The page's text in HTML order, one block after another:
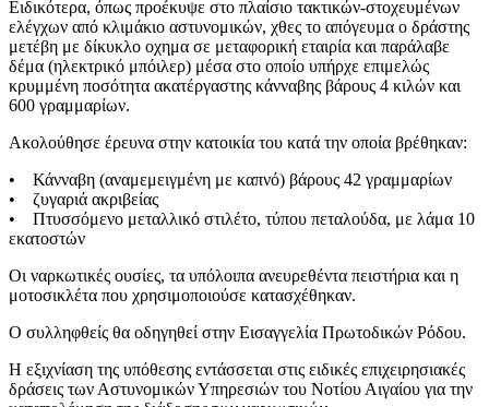
Ειδικότερα, όπως προέκυψε στο πλαίσιο τακτικών-στοχευμένων
ελέγχων από κλιμάκιο αστυνομικών, χθες το απόγευμα ο δράστης
μετέβη με δίκυκλο οχημα σε μεταφορική εταιρία και παράλαβε
δέμα (ηλεκτρικό μπόιλερ) μέσα στο οποίο υπήρχε επιμελώς
κρυμμένη ποσότητα ακατέργαστης κάνναβης βάρους 4 κιλών και
600 γραμμαρίων.
Ακολούθησε έρευνα στην κατοικία του κατά την οποία βρέθηκαν:
• Κάνναβη (αναμεμειγμένη με καπνό) βάρους 42 γραμμαρίων
• ζυγαριά ακριβείας
• Πτυσσόμενο μεταλλικό στιλέτο, τύπου πεταλούδα, με λάμα 10
εκατοστών
Οι ναρκωτικές ουσίες, τα υπόλοιπα ανευρεθέντα πειστήρια και η
μοτοσικλέτα που χρησιμοποιούσε κατασχέθηκαν.
Ο συλληφθείς θα οδηγηθεί στην Εισαγγελία Πρωτοδικών Ρόδου.
Η εξιχνίαση της υπόθεσης εντάσσεται στις ειδικές επιχειρησιακές
δράσεις των Αστυνομικών Υπηρεσιών του Νοτίου Αιγαίου για την